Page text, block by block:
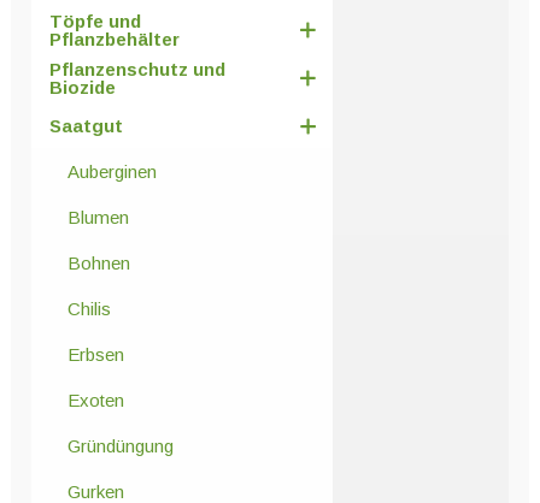
Töpfe und
Pflanzbehälter
Pflanzenschutz und
Biozide
Saatgut
Auberginen
Blumen
Bohnen
Chilis
Erbsen
Exoten
Gründüngung
Gurken